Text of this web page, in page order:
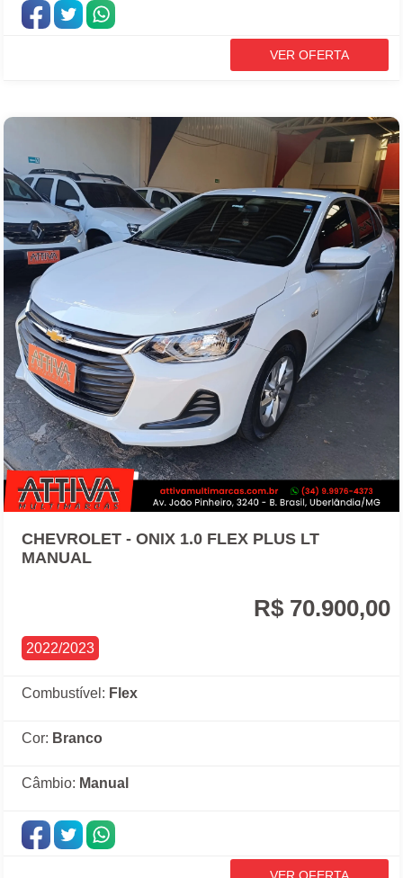
CHEVROLET - ONIX 1.0 FLEX PLUS LT
MANUAL
R$ 70.900,00
2022/2023
Combustível: Flex
Cor: Branco
Câmbio: Manual